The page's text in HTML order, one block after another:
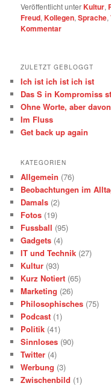
Veröffentlicht unterKultur,
Freud,Kollegen,Sprache,
Kommentar
ZULETZT GEBLOGGT
Ich ist ich ist ich ist
Das S in Kompromiss
Ohne Worte, aber
Im Fluss
Get back up again
KATEGORIEN
Allgemein (76)
Beobachtungen im
Damals (2)
Fotos (19)
Fussball (95)
Gadgets (4)
IT und Technik (27)
Kultur (93)
Kurz Notiert (65)
Marketing (26)
Philosophisches (75)
Podcast (1)
Politik (41)
Sinnloses (90)
Twitter (4)
Werbung (3)
Zwischenbild (1)